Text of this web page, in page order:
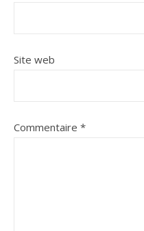
Site web
Commentaire *